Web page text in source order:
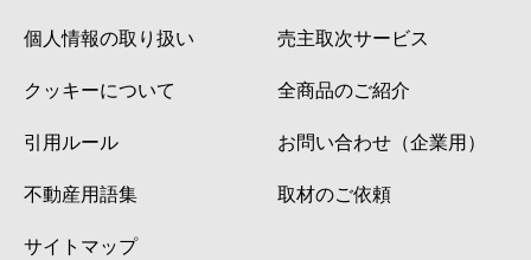
個人情報の取り扱い
クッキーについて
引用ルール
不動産用語集
サイトマップ
売主取次サービス
全商品のご紹介
お問い合わせ（企業用）
取材のご依頼